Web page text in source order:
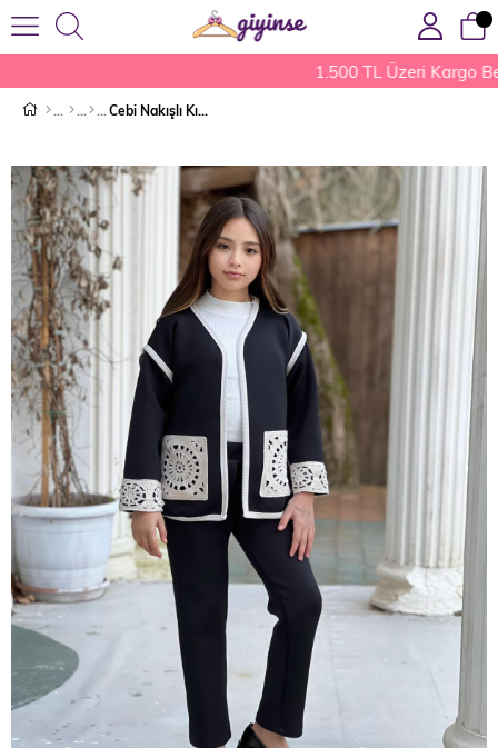
1.500 TL Üzeri Kargo
Cebi Nakışlı Kız Takım Siyah